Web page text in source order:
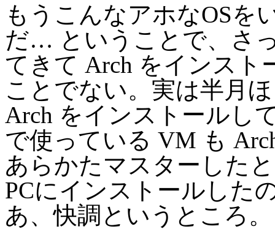
もうこんなアホなOSを
だ… ということで、さ
てきて Arch をインスト
ことでない。実は半月
Arch をインストールし
で使っている VM も
あらかたマスターした
PCにインストールした
あ、快調というところ。